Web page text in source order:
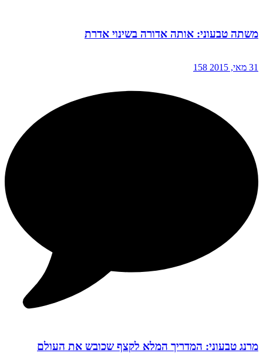
משתה טבעוני: אותה אדורה בשינוי אדרת
31 מאי, 2015 158
מרנג טבעוני: המדריך המלא לקצף שכובש את העולם